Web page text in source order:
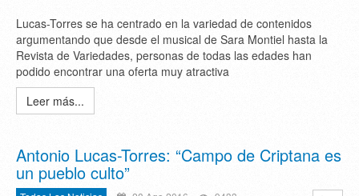
Lucas-Torres se ha centrado en la variedad de contenidos
argumentando que desde el musical de Sara Montiel hasta la
Revista de Variedades, personas de todas las edades han
podido encontrar una oferta muy atractiva
Leer más...
Antonio Lucas-Torres: “Campo de Criptana es
un pueblo culto”